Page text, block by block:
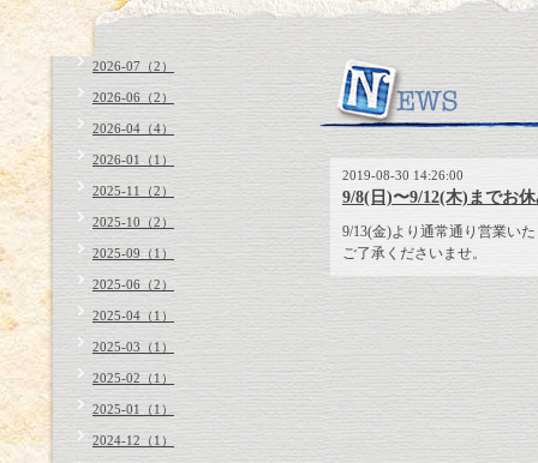
2019-08-30 14:26:00
9/8(日)〜9/12(木)までお
9/13(金)より通常通り営業い
ご了承くださいませ。
2026-07（2）
2026-06（2）
2026-04（4）
2026-01（1）
2025-11（2）
2025-10（2）
2025-09（1）
2025-06（2）
2025-04（1）
2025-03（1）
2025-02（1）
2025-01（1）
2024-12（1）